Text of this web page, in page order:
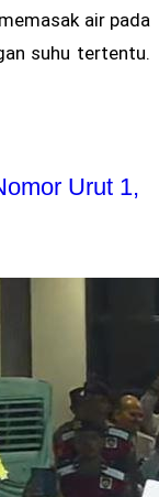
air pada
suhu tertentu.
Urut 1,